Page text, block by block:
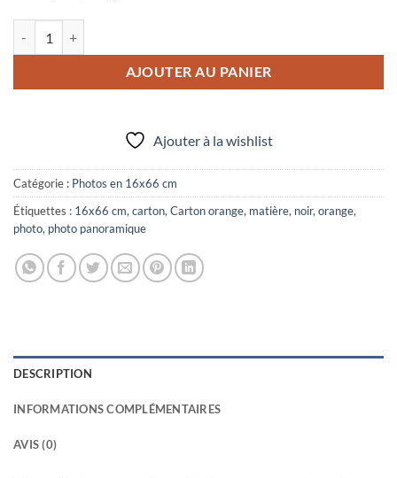
AJOUTER AU PANIER
Ajouter à la wishlist
Catégorie : Photos en 16x66 cm
Étiquettes : 16x66 cm, carton, Carton orange, matière, noir, orange,
photo, photo panoramique
DESCRIPTION
INFORMATIONS COMPLÉMENTAIRES
AVIS (0)